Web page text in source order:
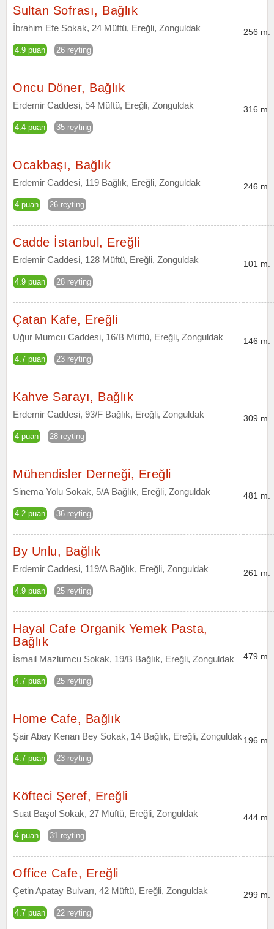
Sultan Sofrası, Bağlık
İbrahim Efe Sokak, 24 Müftü, Ereğli, Zonguldak
4.9 puan 26 reyting
256 m.
Oncu Döner, Bağlık
Erdemir Caddesi, 54 Müftü, Ereğli, Zonguldak
4.4 puan 35 reyting
316 m.
Ocakbaşı, Bağlık
Erdemir Caddesi, 119 Bağlık, Ereğli, Zonguldak
4 puan 26 reyting
246 m.
Cadde İstanbul, Ereğli
Erdemir Caddesi, 128 Müftü, Ereğli, Zonguldak
4.9 puan 28 reyting
101 m.
Çatan Kafe, Ereğli
Uğur Mumcu Caddesi, 16/B Müftü, Ereğli, Zonguldak
4.7 puan 23 reyting
146 m.
Kahve Sarayı, Bağlık
Erdemir Caddesi, 93/F Bağlık, Ereğli, Zonguldak
4 puan 28 reyting
309 m.
Mühendisler Derneği, Ereğli
Sinema Yolu Sokak, 5/A Bağlık, Ereğli, Zonguldak
4.2 puan 36 reyting
481 m.
By Unlu, Bağlık
Erdemir Caddesi, 119/A Bağlık, Ereğli, Zonguldak
4.9 puan 25 reyting
261 m.
Hayal Cafe Organik Yemek Pasta,
Bağlık
İsmail Mazlumcu Sokak, 19/B Bağlık, Ereğli, Zonguldak
4.7 puan 25 reyting
479 m.
Home Cafe, Bağlık
Şair Abay Kenan Bey Sokak, 14 Bağlık, Ereğli, Zonguldak
4.7 puan 23 reyting
196 m.
Köfteci Şeref, Ereğli
Suat Başol Sokak, 27 Müftü, Ereğli, Zonguldak
4 puan 31 reyting
444 m.
Office Cafe, Ereğli
Çetin Apatay Bulvarı, 42 Müftü, Ereğli, Zonguldak
4.7 puan 22 reyting
299 m.